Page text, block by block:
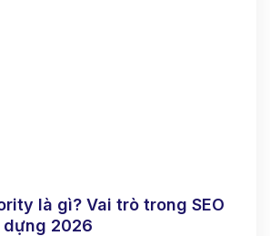
là gì? Vai trò trong SEO
dựng 2026